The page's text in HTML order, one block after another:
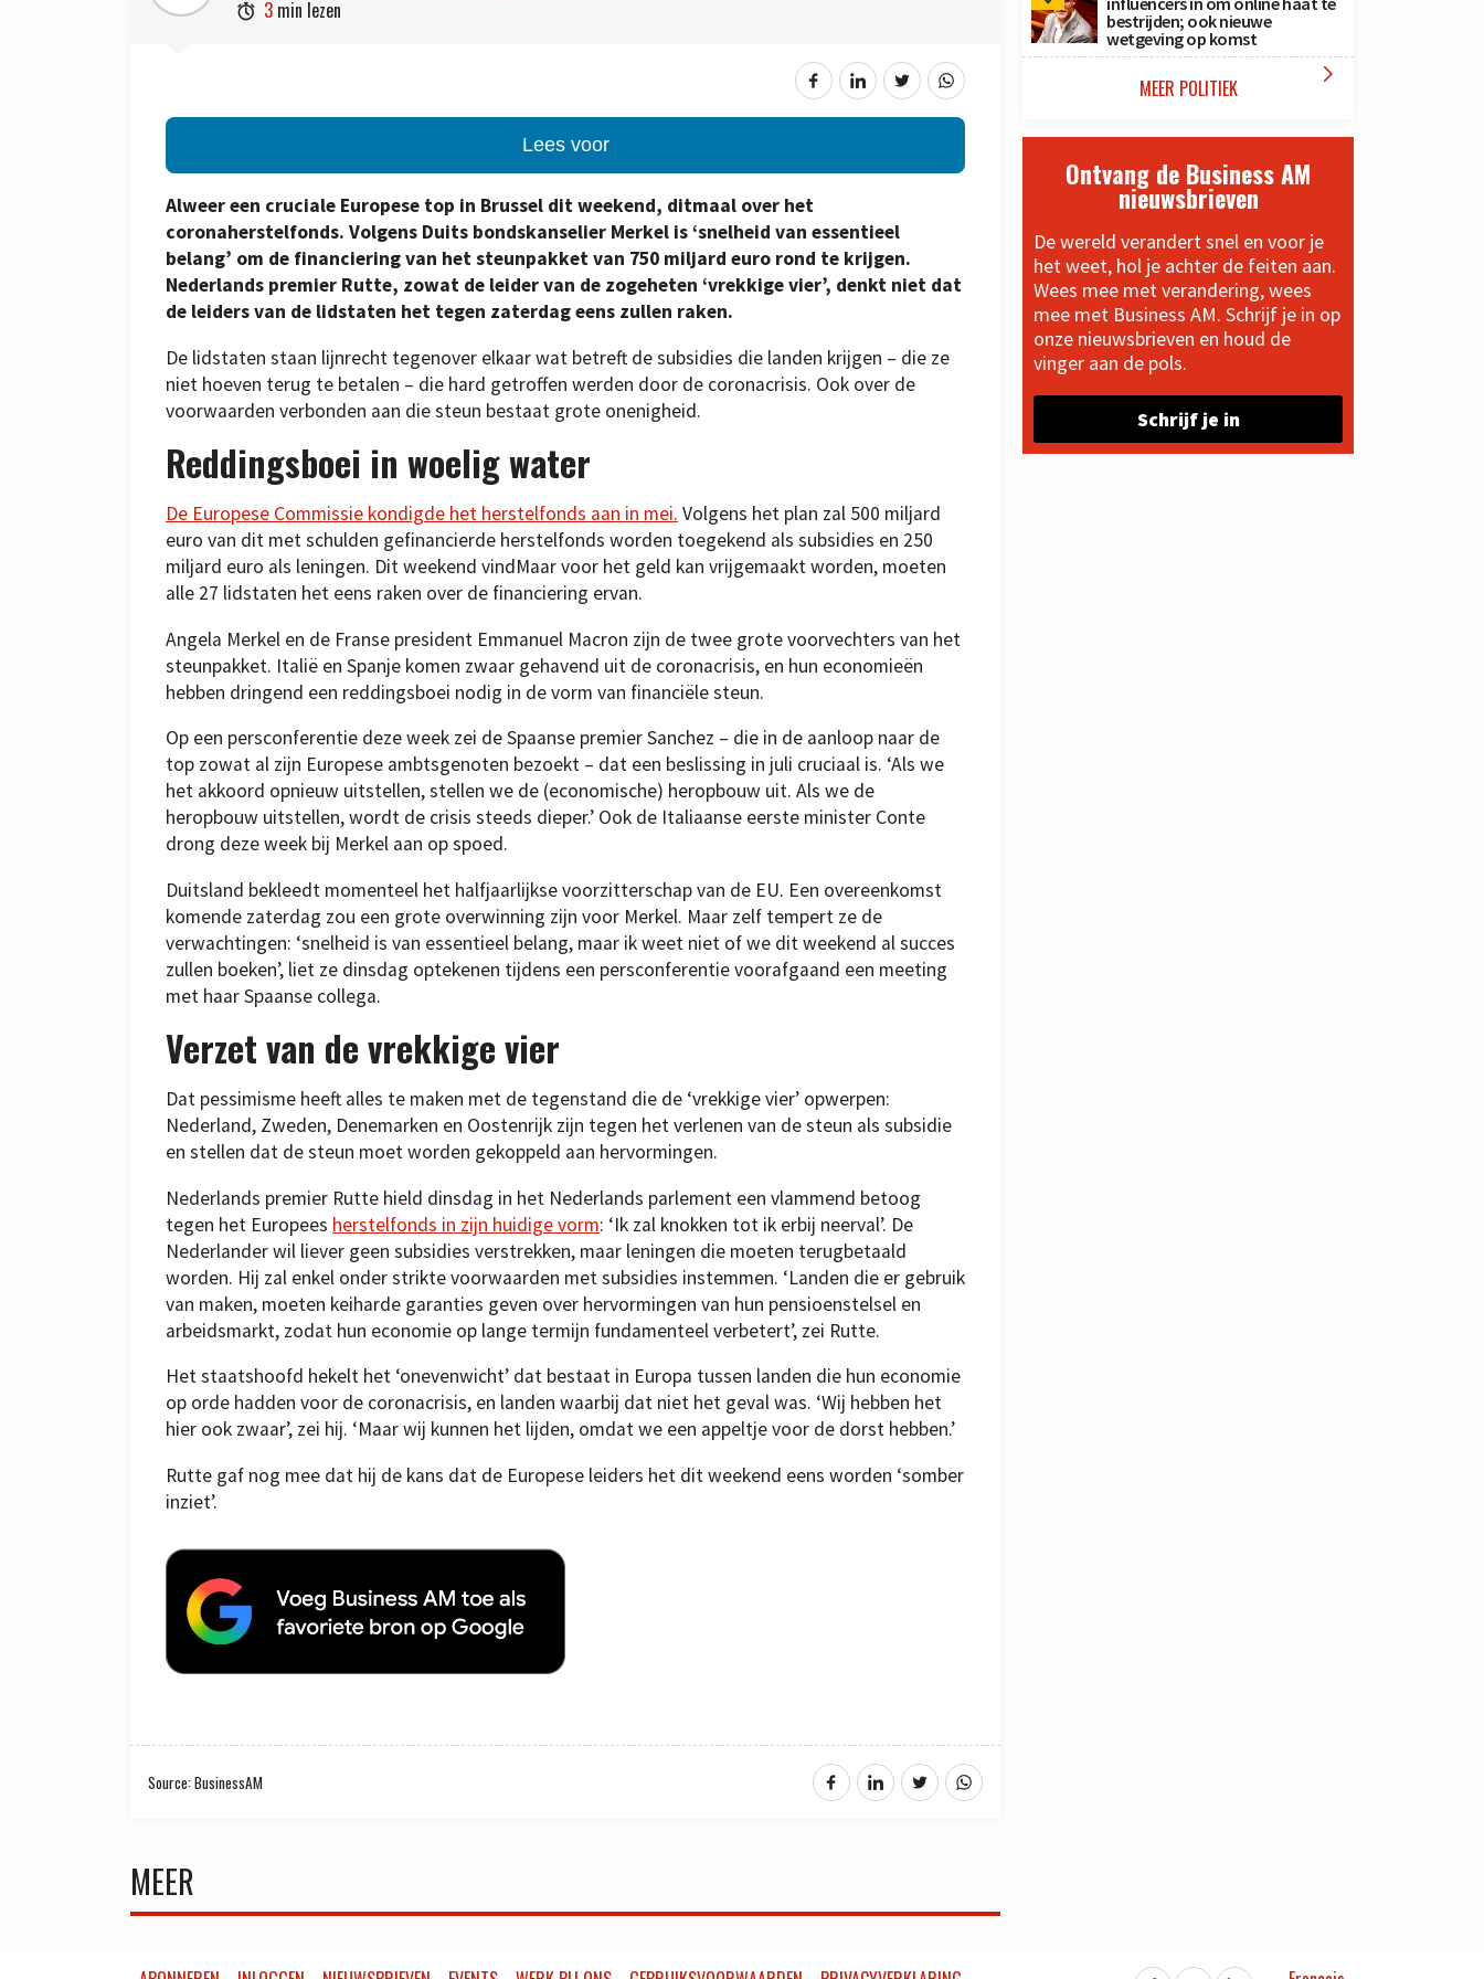
 3 min lezen
Lees voor
Alweer een cruciale Europese top in Brussel dit weekend, ditmaal over het
coronaherstelfonds. Volgens Duits bondskanselier Merkel is ‘snelheid van essentieel
belang’ om de financiering van het steunpakket van 750 miljard euro rond te krijgen.
Nederlands premier Rutte, zowat de leider van de zogeheten ‘vrekkige vier’, denkt niet dat
de leiders van de lidstaten het tegen zaterdag eens zullen raken.
De lidstaten staan lijnrecht tegenover elkaar wat betreft de subsidies die landen krijgen – die ze
niet hoeven terug te betalen – die hard getroffen werden door de coronacrisis. Ook over de
voorwaarden verbonden aan die steun bestaat grote onenigheid.
Reddingsboei in woelig water
De Europese Commissie kondigde het herstelfonds aan in mei. Volgens het plan zal 500 miljard
euro van dit met schulden gefinancierde herstelfonds worden toegekend als subsidies en 250
miljard euro als leningen. Dit weekend vindMaar voor het geld kan vrijgemaakt worden, moeten
alle 27 lidstaten het eens raken over de financiering ervan.
Angela Merkel en de Franse president Emmanuel Macron zijn de twee grote voorvechters van het
steunpakket. Italië en Spanje komen zwaar gehavend uit de coronacrisis, en hun economieën
hebben dringend een reddingsboei nodig in de vorm van financiële steun.
Op een persconferentie deze week zei de Spaanse premier Sanchez – die in de aanloop naar de
top zowat al zijn Europese ambtsgenoten bezoekt – dat een beslissing in juli cruciaal is. ‘Als we
het akkoord opnieuw uitstellen, stellen we de (economische) heropbouw uit. Als we de
heropbouw uitstellen, wordt de crisis steeds dieper.’ Ook de Italiaanse eerste minister Conte
drong deze week bij Merkel aan op spoed.
Duitsland bekleedt momenteel het halfjaarlijkse voorzitterschap van de EU. Een overeenkomst
komende zaterdag zou een grote overwinning zijn voor Merkel. Maar zelf tempert ze de
verwachtingen: ‘snelheid is van essentieel belang, maar ik weet niet of we dit weekend al succes
zullen boeken’, liet ze dinsdag optekenen tijdens een persconferentie voorafgaand een meeting
met haar Spaanse collega.
Verzet van devrekkige vier
Dat pessimisme heeft alles te maken met de tegenstand die de ‘vrekkige vier’ opwerpen:
Nederland, Zweden, Denemarken en Oostenrijk zijn tegen het verlenen van de steun als subsidie
en stellen dat de steun moet worden gekoppeld aan hervormingen.
Nederlands premier Rutte hield dinsdag in het Nederlands parlement een vlammend betoog
tegen het Europees herstelfonds in zijn huidige vorm: ‘Ik zal knokken tot ik erbij neerval’. De
Nederlander wil liever geen subsidies verstrekken, maar leningen die moeten terugbetaald
worden. Hij zal enkel onder strikte voorwaarden met subsidies instemmen. ‘Landen die er gebruik
van maken, moeten keiharde garanties geven over hervormingen van hun pensioenstelsel en
arbeidsmarkt, zodat hun economie op lange termijn fundamenteel verbetert’, zei Rutte.
Het staatshoofd hekelt het ‘onevenwicht’ dat bestaat in Europa tussen landen die hun economie
op orde hadden voor de coronacrisis, en landen waarbij dat niet het geval was. ‘Wij hebben het
hier ook zwaar’, zei hij. ‘Maar wij kunnen het lijden, omdat we een appeltje voor de dorst hebben.’
Rutte gaf nog mee dat hij de kans dat de Europese leiders het dit weekend eens worden ‘somber
inziet’.
Source: BusinessAM
MEER
bestrijden; ook nieuwe
wetgeving op komst
MEER POLITIEK 
Ontvang de Business AM
nieuwsbrieven
De wereld verandert snel en voor je
het weet, hol je achter de feiten aan.
Wees mee met verandering, wees
mee met Business AM. Schrijf je in op
onze nieuwsbrieven en houd de
vinger aan de pols.
Schrijf je in